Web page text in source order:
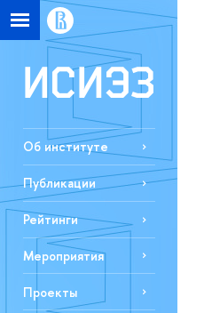
Об институте
Публикации
Рейтинги
Мероприятия
Проекты